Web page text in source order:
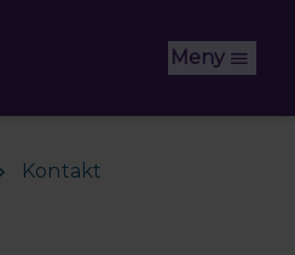
Meny
Kontakt